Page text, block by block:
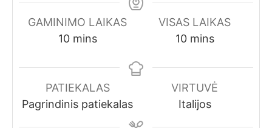
GAMINIMO LAIKAS
10minutes
mins
VISAS LAIKAS
10minutes
mins
PATIEKALAS
Pagrindinis patiekalas
VIRTUVĖ
Italijos